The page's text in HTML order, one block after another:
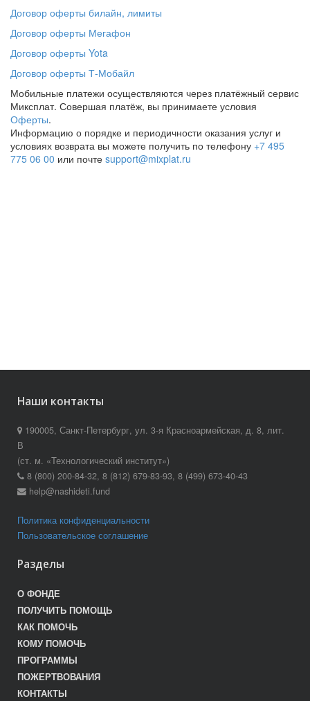
Договор оферты билайн, лимиты
Договор оферты Мегафон
Договор оферты Yota
Договор оферты Т-Мобайл
Мобильные платежи осуществляются через платёжный сервис
Миксплат. Совершая платёж, вы принимаете условия
Оферты.
Информацию о порядке и периодичности оказания услуг и
условиях возврата вы можете получить по телефону +7 495
775 06 00 или почте support@mixplat.ru
Наши контакты
190005, Санкт-Петербург, ул. 3-я Красноармейская, д. 8, лит.
В
(ст. м. «Технологический институт»)
8 (800) 200-84-32, 8 (812) 679-83-93, 8 (499) 673-40-43
help@nashideti.fund
Политика конфиденциальности
Пользовательское соглашение
Разделы
О ФОНДЕ
ПОЛУЧИТЬ ПОМОЩЬ
КАК ПОМОЧЬ
КОМУ ПОМОЧЬ
ПРОГРАММЫ
ПОЖЕРТВОВАНИЯ
КОНТАКТЫ